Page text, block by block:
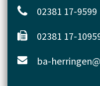
02381 17-9599
02381 17-
ba-